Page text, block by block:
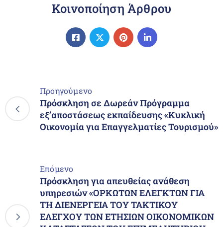
Κοινοποίηση Άρθρου
Προηγούμενο
Πρόσκληση σε Δωρεάν Πρόγραμμα
εξ’αποστάσεως εκπαίδευσης «Κυκλική
Οικονομία για Επαγγελματίες Τουρισμού»
Επόμενο
Πρόσκληση για απευθείας ανάθεση
υπηρεσιών «ΟΡΚΩΤΩΝ ΕΛΕΓΚΤΩΝ ΓΙΑ
ΤΗ ΔΙΕΝΕΡΓΕΙΑ ΤΟΥ ΤΑΚΤΙΚΟΥ
ΕΛΕΓΧΟΥ ΤΩΝ ΕΤΗΣΙΩΝ ΟΙΚΟΝΟΜΙΚΩΝ